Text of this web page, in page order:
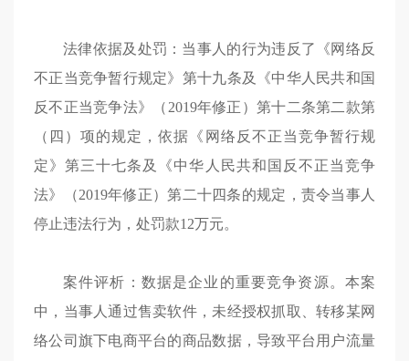
法律依据及处罚：当事人的行为违反了《网络反
不正当竞争暂行规定》第十九条及《中华人民共和国
反不正当竞争法》（2019年修正）第十二条第二款第
（四）项的规定，依据《网络反不正当竞争暂行规
定》第三十七条及《中华人民共和国反不正当竞争
法》（2019年修正）第二十四条的规定，责令当事人
停止违法行为，处罚款12万元。
案件评析：数据是企业的重要竞争资源。本案
中，当事人通过售卖软件，未经授权抓取、转移某网
络公司旗下电商平台的商品数据，导致平台用户流量